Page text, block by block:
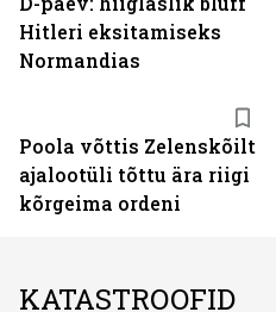
Hitleri eksitamiseks
Normandias
Poola võttis Zelenskõilt
ajalootüli tõttu ära riigi
kõrgeima ordeni
KATASTROOFID